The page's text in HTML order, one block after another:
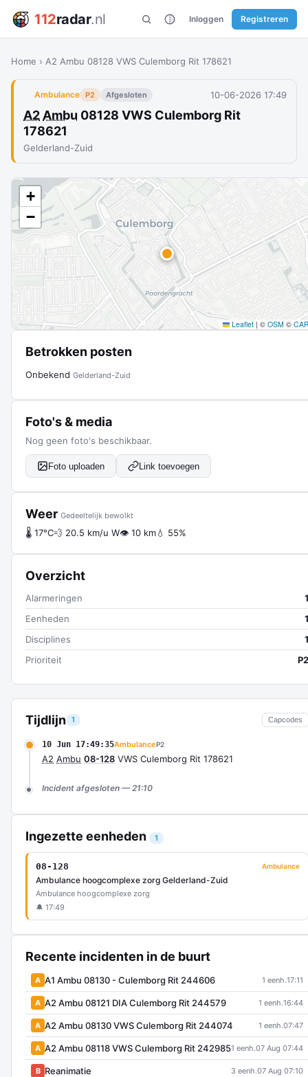
112radar.nl Inloggen Registreren
Home › A2 Ambu 08128 VWS Culemborg Rit 178621
Ambulance P2 Afgesloten 10-06-2026 17:49
A2 Ambu 08128 VWS Culemborg Rit
178621
Gelderland-Zuid
Tijdlijn 1 Capcodes
10 Jun 17:49:35AmbulanceP2
A2 Ambu 08-128 VWS Culemborg Rit 178621
Incident afgesloten — 21:10
Ingezette eenheden 1
08-128 Ambulance
Ambulance hoogcomplexe zorg Gelderland-Zuid
Ambulance hoogcomplexe zorg
🔔 17:49
Recente incidenten in de buurt
A A1 Ambu 08130 - Culemborg Rit 244606 1 eenh.17:11
A A2 Ambu 08121 DIA Culemborg Rit 244579 1 eenh.16:44
A A2 Ambu 08130 VWS Culemborg Rit 244074 1 eenh.07:47
A A2 Ambu 08118 VWS Culemborg Rit 2429851 eenh.07 Aug 07:44
B Reanimatie 3 eenh.07 Aug 07:10
+
−
Leaflet | © OSM ©
Betrokken posten
Onbekend Gelderland-Zuid
Foto's & media
Nog geen foto's beschikbaar.
Foto uploaden Link toevoegen
Weer Gedeeltelijk bewolkt
🌡 17°C💨 20.5 km/u W👁 10 km💧 55%
Overzicht
Alarmeringen
1
Eenheden
1
Disciplines
1
Prioriteit
P2